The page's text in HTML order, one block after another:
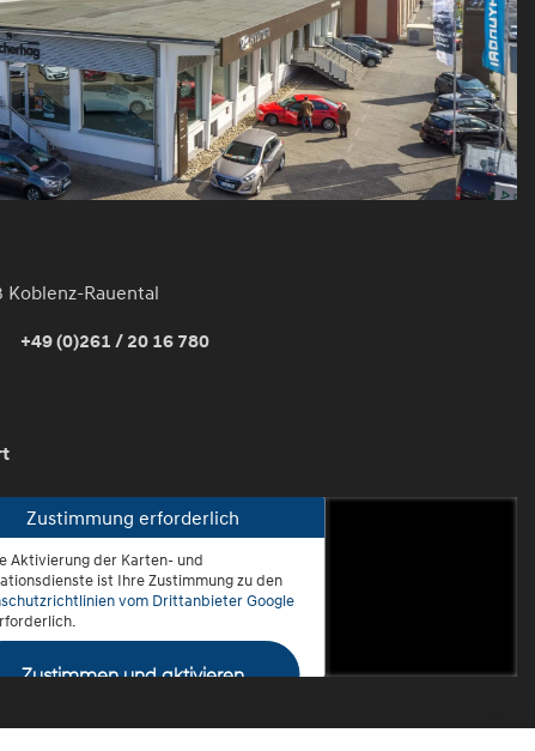
Rauental
+49 (0)261 / 20 16 780
Rauental
Zustimmung erforderlich
Aktivierung der Karten- und
ist Ihre Zustimmung zu den
vom Drittanbieter Google
Zustimmen und aktivieren